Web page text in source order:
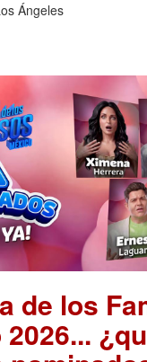
Ángeles
de los